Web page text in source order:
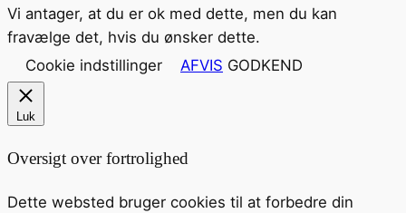
Vi antager, at du er ok med dette, men du kan
fravælge det, hvis du ønsker dette.
Cookie indstillinger
AFVIS GODKEND
Luk
Oversigt over fortrolighed
Dette websted bruger cookies til at forbedre din